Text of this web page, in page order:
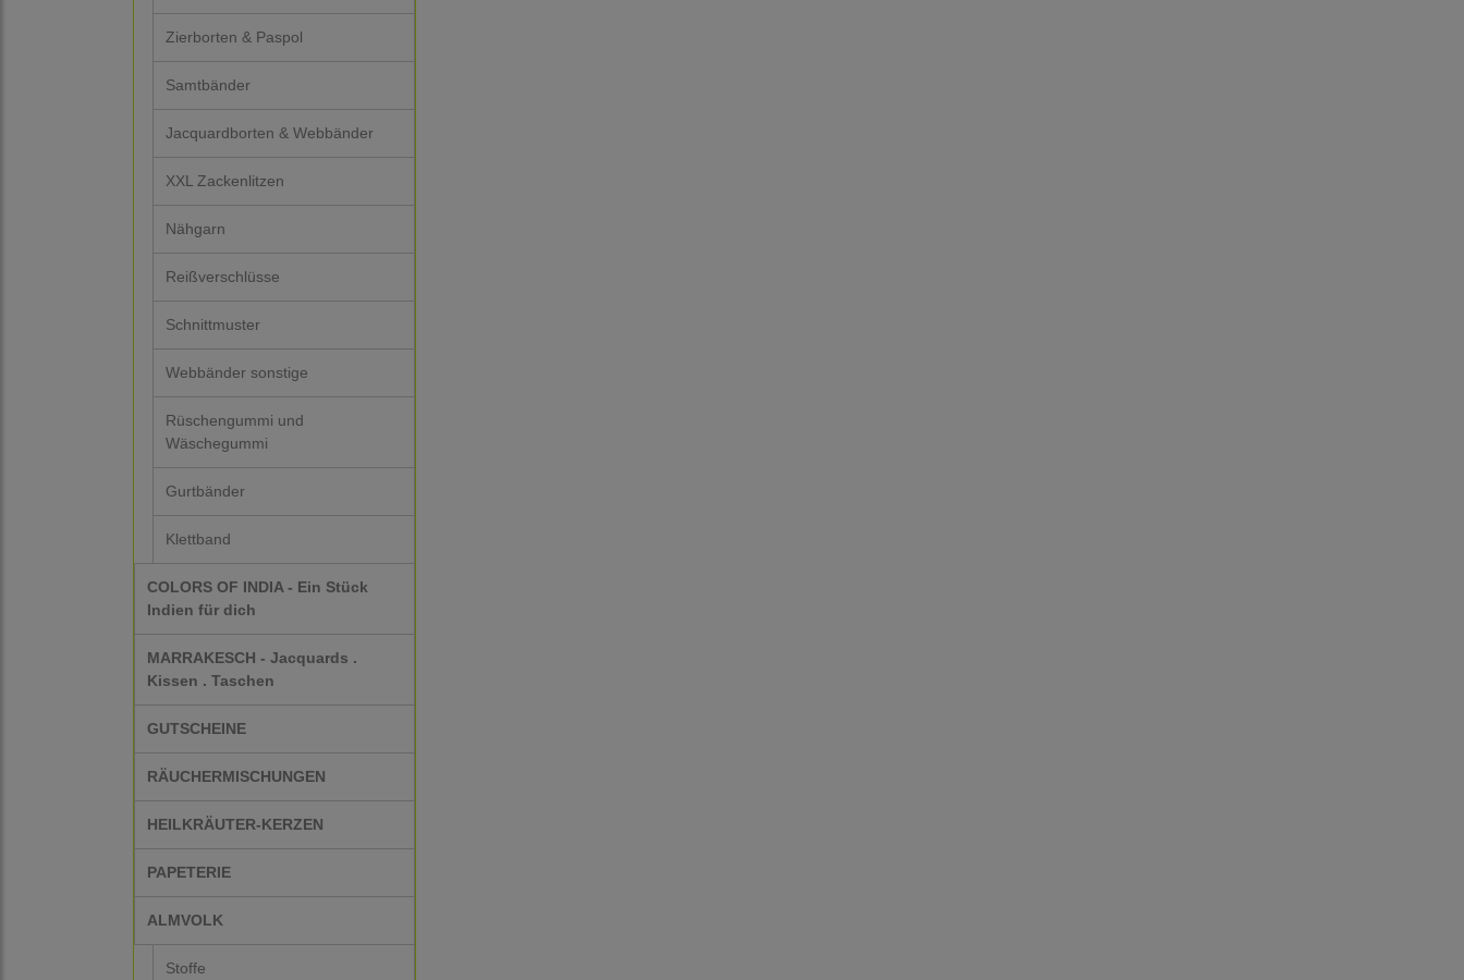
Zierborten & Paspol
Samtbänder
Jacquardborten & Webbänder
XXL Zackenlitzen
Nähgarn
Reißverschlüsse
Schnittmuster
Webbänder sonstige
Rüschengummi und
Wäschegummi
Gurtbänder
Klettband
COLORS OF INDIA - Ein Stück
Indien für dich
MARRAKESCH - Jacquards .
Kissen . Taschen
GUTSCHEINE
RÄUCHERMISCHUNGEN
HEILKRÄUTER-KERZEN
PAPETERIE
ALMVOLK
Stoffe